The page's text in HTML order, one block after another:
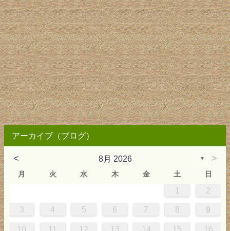
アーカイブ（ブログ）
< 8月 2026 ▼ >
月 火 水 木 金 土 日
1 2
3 4 5 6 7 8 9
10 11 12 13 14 15 16